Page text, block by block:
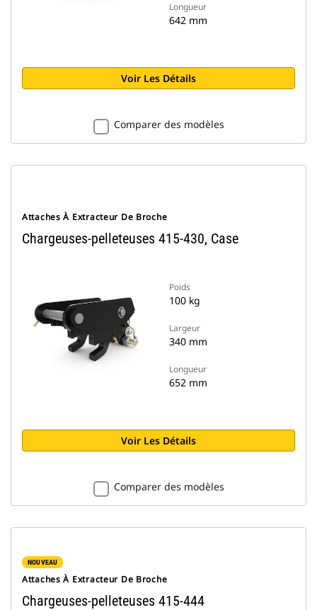
Longueur
642 mm
Voir Les Détails
Comparer des modèles
Attaches À Extracteur De Broche
Chargeuses-pelleteuses 415-430, Case
Poids
100 kg
Largeur
340 mm
Longueur
652 mm
Voir Les Détails
Comparer des modèles
NOUVEAU
Attaches À Extracteur De Broche
Chargeuses-pelleteuses 415-444